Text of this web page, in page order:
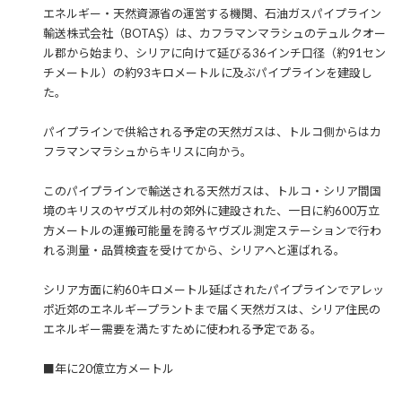
エネルギー・天然資源省の運営する機関、石油ガスパイプライン
輸送株式会社（BOTAŞ）は、カフラマンマラシュのテュルクオー
ル郡から始まり、シリアに向けて延びる36インチ口径（約91セン
チメートル）の約93キロメートルに及ぶパイプラインを建設し
た。
パイプラインで供給される予定の天然ガスは、トルコ側からはカ
フラマンマラシュからキリスに向かう。
このパイプラインで輸送される天然ガスは、トルコ・シリア間国
境のキリスのヤヴズル村の郊外に建設された、一日に約600万立
方メートルの運搬可能量を誇るヤヴズル測定ステーションで行わ
れる測量・品質検査を受けてから、シリアへと運ばれる。
シリア方面に約60キロメートル延ばされたパイプラインでアレッ
ポ近郊のエネルギープラントまで届く天然ガスは、シリア住民の
エネルギー需要を満たすために使われる予定である。
■年に20億立方メートル